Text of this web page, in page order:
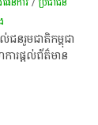
ជន​រួម​ជាតិ​កម្ពុជា
ារ​ផ្ដល់​ព័ត៌​មាន​